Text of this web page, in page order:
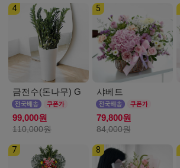
금전수(돈나무) G
99,000원
110,000원
4
샤베트
79,800원
84,000원
5
7 8